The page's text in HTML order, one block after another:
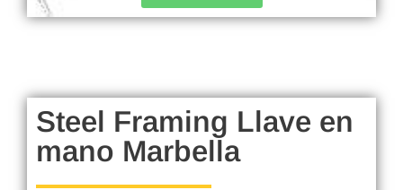
Steel Framing Llave en
mano Marbella